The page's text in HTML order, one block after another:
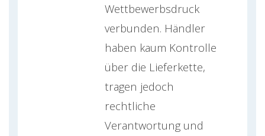
Wettbewerbsdruck
verbunden. Händler
haben kaum Kontrolle
über die Lieferkette,
tragen jedoch
rechtliche
Verantwortung und